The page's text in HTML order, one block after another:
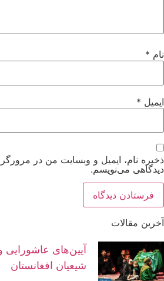
نام *
ایمیل *
ذخیره نام، ایمیل و وبسایت من در
دیدگاهی می‌نویسم.
آخرین مقالات
آیین‌های عاشورایی
شیعیان افغانستان